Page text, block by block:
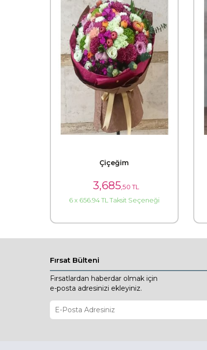
Çiçeğim
3,685,50 TL
6 x 656.94 TL Taksit Seçeneği
Fırsat Bülteni
Fırsatlardan haberdar olmak için
e-posta adresinizi ekleyiniz.